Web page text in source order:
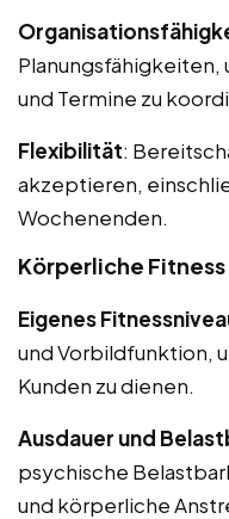
Planungsfähigkeiten,
und Termine zu
Flexibilität:
akzeptieren,
Wochenenden.
Körperliche Fitness
Eigenes
und Vorbildfunktion,
Kunden zu dienen.
Ausdauer und
psychische
und körperliche